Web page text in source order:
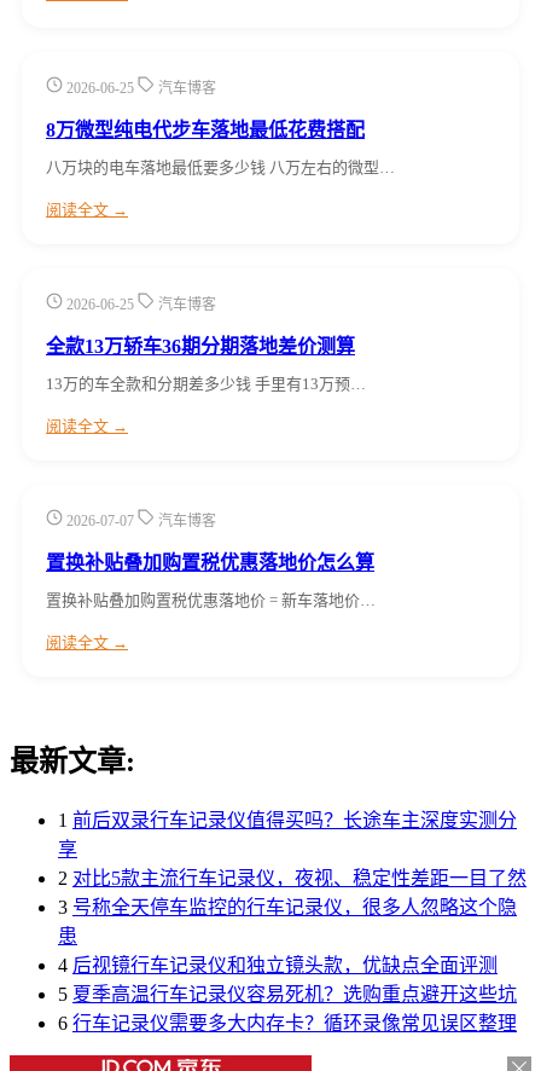
2026-06-25 汽车博客
8万微型纯电代步车落地最低花费搭配
八万块的电车落地最低要多少钱 八万左右的微型…
阅读全文 →
2026-06-25 汽车博客
全款13万轿车36期分期落地差价测算
13万的车全款和分期差多少钱 手里有13万预…
阅读全文 →
2026-07-07 汽车博客
置换补贴叠加购置税优惠落地价怎么算
置换补贴叠加购置税优惠落地价 = 新车落地价…
阅读全文 →
最新文章:
1 前后双录行车记录仪值得买吗？长途车主深度实测分
享
2 对比5款主流行车记录仪，夜视、稳定性差距一目了然
3 号称全天停车监控的行车记录仪，很多人忽略这个隐
患
4 后视镜行车记录仪和独立镜头款，优缺点全面评测
5 夏季高温行车记录仪容易死机？选购重点避开这些坑
6 行车记录仪需要多大内存卡？循环录像常见误区整理